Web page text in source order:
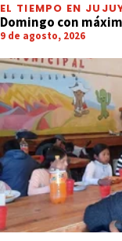
EL TIEMPO EN
Domingo con
9 de agosto, 2026